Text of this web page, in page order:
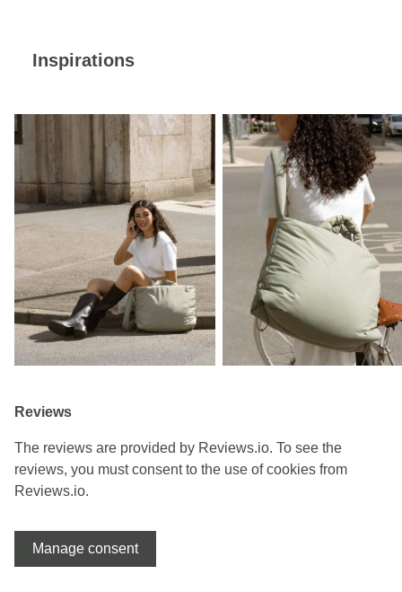
Inspirations
Reviews
The reviews are provided by Reviews.io. To see the
reviews, you must consent to the use of cookies from
Reviews.io.
Manage consent